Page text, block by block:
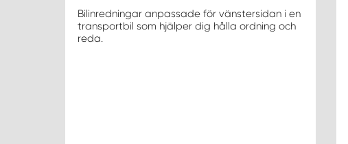
Bilinredningar anpassade för vänstersidan i en
transportbil som hjälper dig hålla ordning och
reda.